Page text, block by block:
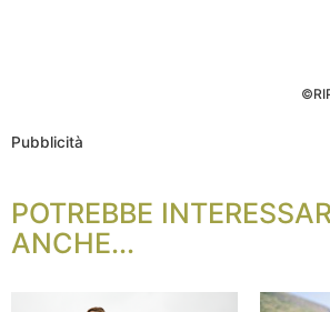
Pubblicità
POTREBBE
ANCHE...